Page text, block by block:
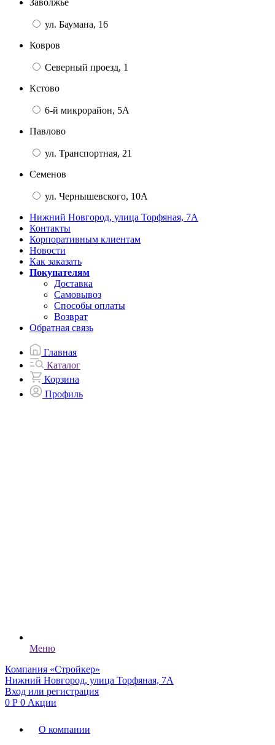
Заволжье
ул. Баумана, 16
Ковров
Северный проезд, 1
Кстово
6-й микрорайон, 5А
Павлово
ул. Транспортная, 21
Семенов
ул. Чернышевского, 10А
Нижний Новгород, улица Торфяная, 7А
Контакты
Корпоративным клиентам
Новости
Как заказать
Покупателям
Доставка
Самовывоз
Способы оплаты
Возврат
Обратная связь
Главная
Каталог
Корзина
Профиль
Меню
Компания «Стройкер»
Нижний Новгород, улица Торфяная, 7А
Вход или регистрация
0 Р 0 Акции
О компании